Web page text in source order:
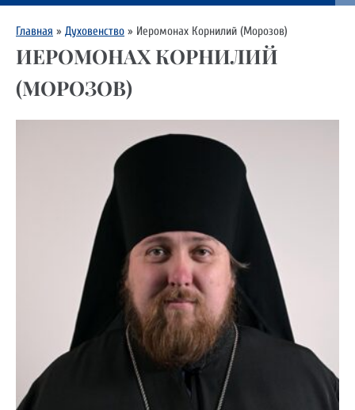
Главная » Духовенство » Иеромонах Корнилий (Морозов)
ИЕРОМОНАХ КОРНИЛИЙ
(МОРОЗОВ)